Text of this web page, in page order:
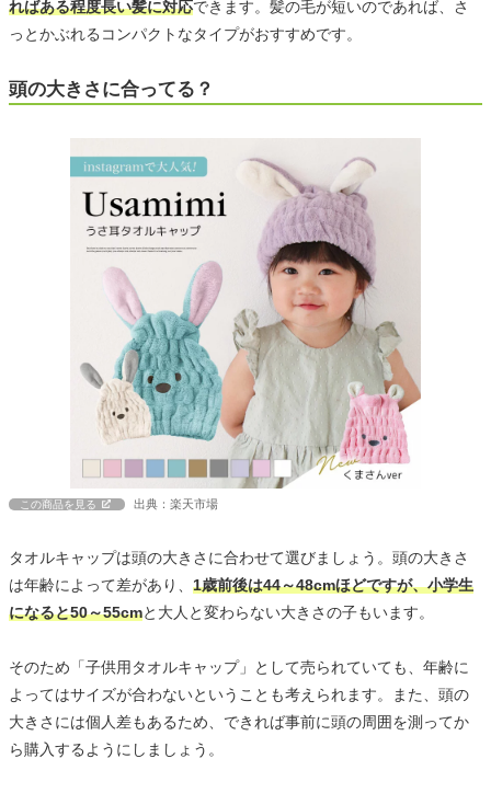
ればある程度長い髪に対応できます。髪の毛が短いのであれば、さ
っとかぶれるコンパクトなタイプがおすすめです。
頭の大きさに合ってる？
この商品を見る 出典：楽天市場
タオルキャップは頭の大きさに合わせて選びましょう。頭の大きさ
は年齢によって差があり、 1歳前後は44～48cmほどですが、小学生
になると50～55cmと大人と変わらない大きさの子もいます。
そのため「子供用タオルキャップ」として売られていても、年齢に
よってはサイズが合わないということも考えられます。また、頭の
大きさには個人差もあるため、できれば事前に頭の周囲を測ってか
ら購入するようにしましょう。